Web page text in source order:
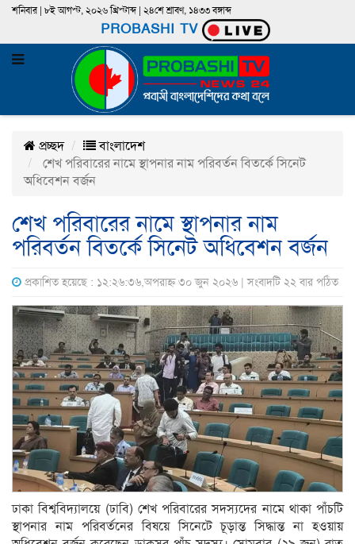
শনিবার | ৮ই আগস্ট, ২০২৬ খ্রিস্টাব্দ | ২৪শে শ্রাবণ, ১৪৩৩ বঙ্গাব্দ
PROBASHI TV
প্রচ্ছদ
বাংলাদেশ
শেখ পরিবারের নামে স্থাপনার নাম পরিবর্তন বিতর্কে সিনেট
অধিবেশন বর্জন
শেখ পরিবারের নামে স্থাপনার নাম
পরিবর্তন বিতর্কে সিনেট অধিবেশন বর্জন
প্রকাশিত হয়েছে : ১২:২৬:৩৬,অপরাহ্ন ৩০ জুন ২০২৬ | সংবাদটি ২২ বার পঠিত
ঢাকা বিশ্ববিদ্যালয়ে (ঢাবি) শেখ পরিবারের সদস্যদের নামে থাকা পাঁচটি
স্থাপনার নাম পরিবর্তনের বিষয়ে সিনেটে চূড়ান্ত সিদ্ধান্ত না হওয়ায়